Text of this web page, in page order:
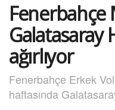
Fenerbahçe
Galatasaray
ağırlıyor
Fenerbahçe Erkek
haftasında